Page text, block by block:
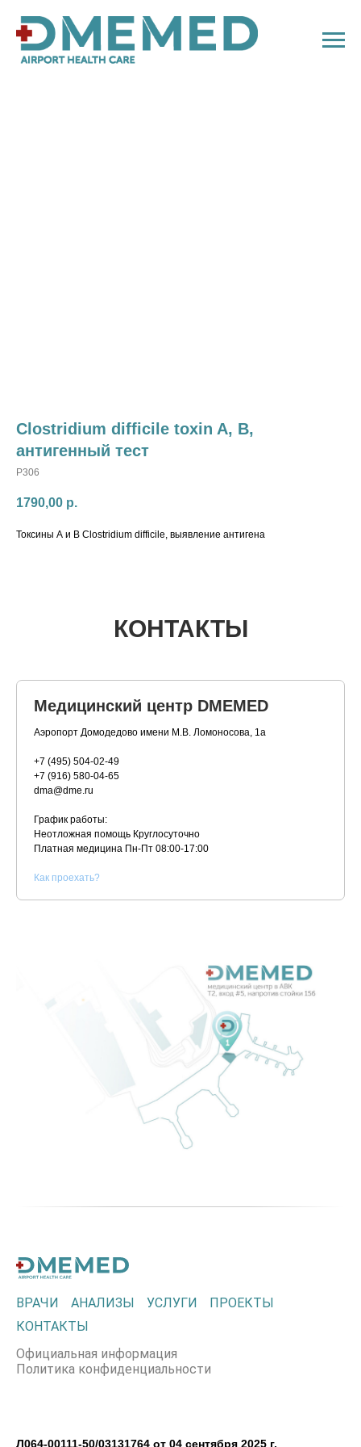
Clostridium difficile toxin A, B,
антигенный тест
P306
1790,00 р.
Токсины А и В Clostridium difficile, выявление антигена
КОНТАКТЫ
Медицинский центр DMEMED
Аэропорт Домодедово имени М.В. Ломоносова, 1а
+7 (495) 504-02-49
+7 (916) 580-04-65
dma@dme.ru
График работы:
Неотложная помощь Круглосуточно
Платная медицина Пн-Пт 08:00-17:00
Как проехать?
ВРАЧИ АНАЛИЗЫ УСЛУГИ
ПРОЕКТЫ
КОНТАКТЫ
Официальная информация
Политика конфиденциальности
Л064-00111-50/03131764 от 04 сентября 2025 г.